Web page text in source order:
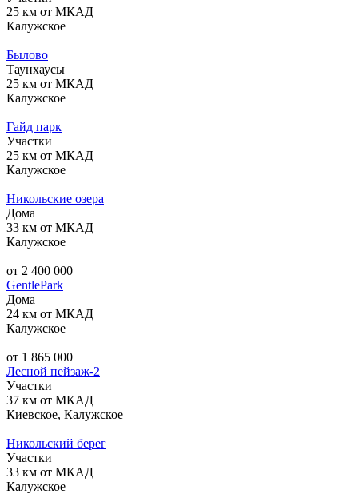
25 км от МКАД
Калужское
Былово
Таунхаусы
25 км от МКАД
Калужское
Гайд парк
Участки
25 км от МКАД
Калужское
Никольские озера
Дома
33 км от МКАД
Калужское
от 2 400 000
GentlePark
Дома
24 км от МКАД
Калужское
от 1 865 000
Лесной пейзаж-2
Участки
37 км от МКАД
Киевское, Калужское
Никольский берег
Участки
33 км от МКАД
Калужское